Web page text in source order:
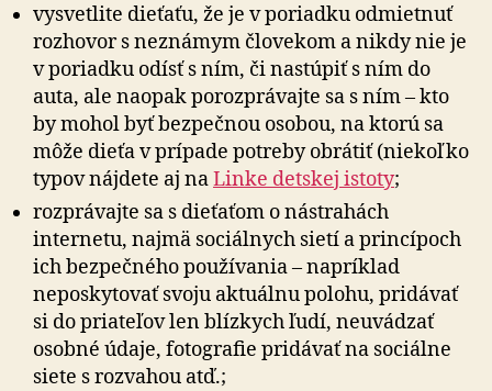
vysvetlite dieťaťu, že je v poriadku odmietnuť
rozhovor s neznámym človekom a nikdy nie je
v poriadku odísť s ním, či nastúpiť s ním do
auta, ale naopak porozprávajte sa s ním – kto
by mohol byť bezpečnou osobou, na ktorú sa
môže dieťa v prípade potreby obrátiť (niekoľko
typov nájdete aj naLinke detskej istoty;
rozprávajte sa s dieťaťom o nástrahách
internetu, najmä sociálnych sietí a princípoch
ich bezpečného používania – napríklad
neposkytovať svoju aktuálnu polohu, pridávať
si do priateľov len blízkych ľudí, neuvádzať
osobné údaje, fotografie pridávať na sociálne
siete s rozvahou atď.;